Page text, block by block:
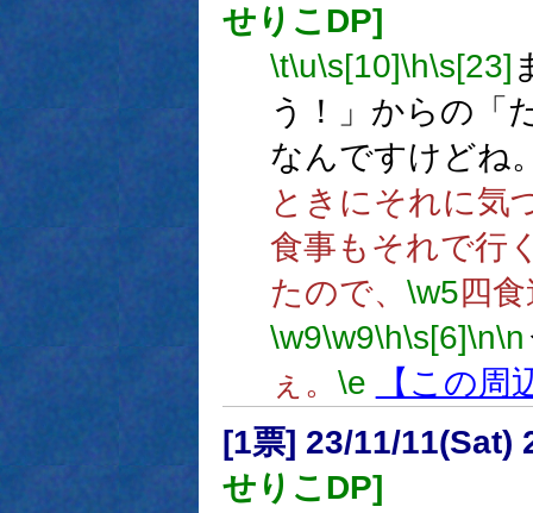
せりこDP]
\t\u\s[10]\h\s[23]
う！」からの「
なんですけどね
ときにそれに気
食事もそれで行
たので、 \w5四
\w9\w9\h\s[6]\n\n
ぇ。 \e
【この周
[1票] 23/11/11(Sat)
せりこDP]